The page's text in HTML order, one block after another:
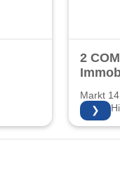
2
Markt 14
40721
❯